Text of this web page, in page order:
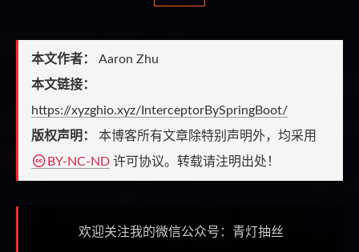
本文作者： Aaron Zhu
本文链接：
https://xyzghio.xyz/InterceptorBySpringBoot/
版权声明： 本博客所有文章除特别声明外，均采用
BY-NC-ND 许可协议。转载请注明出处！
欢迎关注我的微信公众号：青灯抽丝